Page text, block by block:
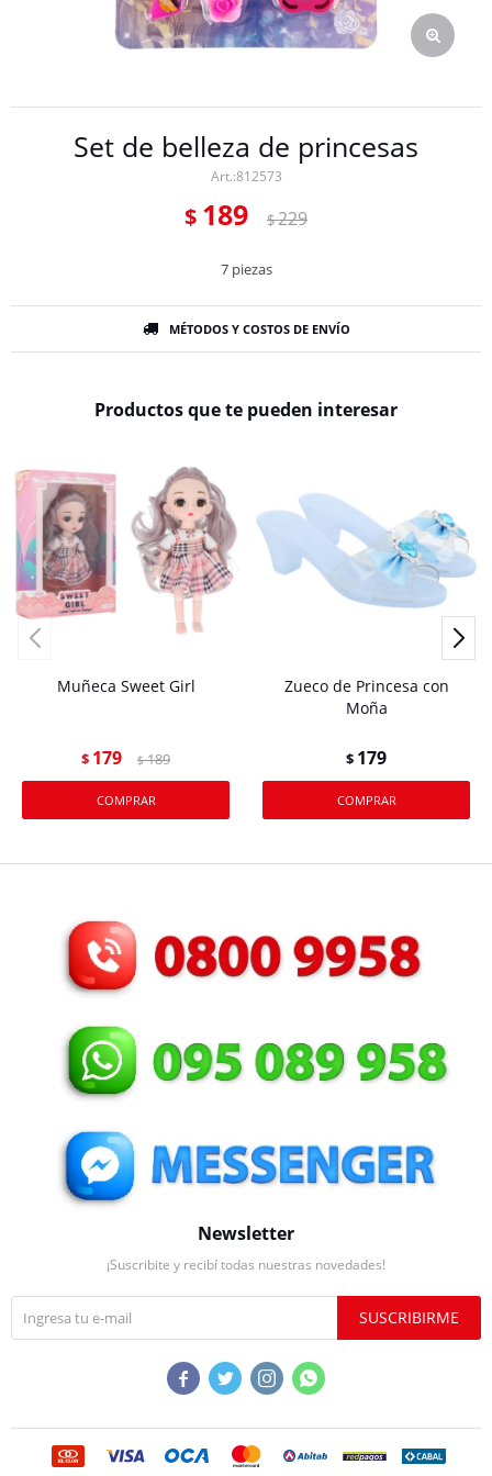
Set de belleza de princesas
812573
$ 189 $229
7 piezas
MÉTODOS Y COSTOS DE ENVÍO
Productos que te pueden interesar
Muñeca Sweet Girl
$ 179 $ 189
Zueco de Princesa con
Moña
$ 179
Newsletter
¡Suscribite y recibí todas nuestras novedades!
SUSCRIBIRME
   